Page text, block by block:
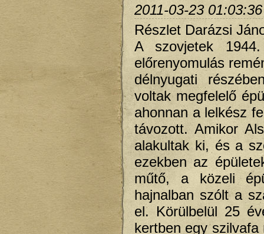
2011-03-23 01:03:36
Részlet Darázsi
A szovjetek
előrenyomulás
délnyugati
voltak megfelelő
ahonnan a lelkész
távozott. Amikor
alakultak ki, és a
ezekben az
műtő, a közeli
hajnalban szólt a
el. Körülbelül 25
kertben egy